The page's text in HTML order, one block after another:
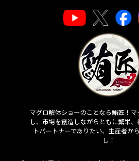
マグロ解体ショーのことなら鮪匠！
し、市場を創造しながらともに繁栄
トパートナーでありたい、生産者か
し！